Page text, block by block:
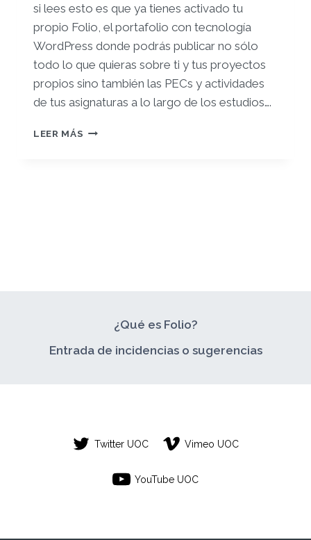
si lees esto es que ya tienes activado tu
propio Folio, el portafolio con tecnología
WordPress donde podrás publicar no sólo
todo lo que quieras sobre ti y tus proyectos
propios sino también las PECs y actividades
de tus asignaturas a lo largo de los estudios….
LEER MÁS ¡TE
¿Qué es Folio?
Entrada de incidencias o sugerencias
Twitter UOC Vimeo UOC
YouTube UOC